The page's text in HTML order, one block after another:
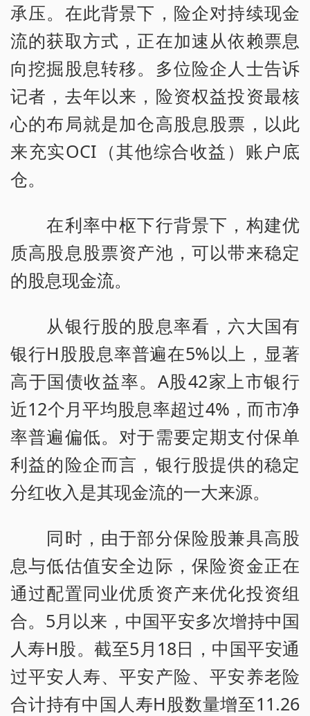
承压。在此背景下，险企对持续现金
流的获取方式，正在加速从依赖票息
向挖掘股息转移。多位险企人士告诉
记者，去年以来，险资权益投资最核
心的布局就是加仓高股息股票，以此
来充实OCI（其他综合收益）账户底
仓。
在利率中枢下行背景下，构建优
质高股息股票资产池，可以带来稳定
的股息现金流。
从银行股的股息率看，六大国有
银行H股股息率普遍在5%以上，显著
高于国债收益率。A股42家上市银行
近12个月平均股息率超过4%，而市净
率普遍偏低。对于需要定期支付保单
利益的险企而言，银行股提供的稳定
分红收入是其现金流的一大来源。
同时，由于部分保险股兼具高股
息与低估值安全边际，保险资金正在
通过配置同业优质资产来优化投资组
合。5月以来，中国平安多次增持中国
人寿H股。截至5月18日，中国平安通
过平安人寿、平安产险、平安养老险
合计持有中国人寿H股数量增至11.26